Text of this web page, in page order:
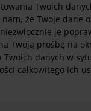
Twoich
że Twoje dane
je
Twoją prośbę na
Twoich danych w
całkowitego ich